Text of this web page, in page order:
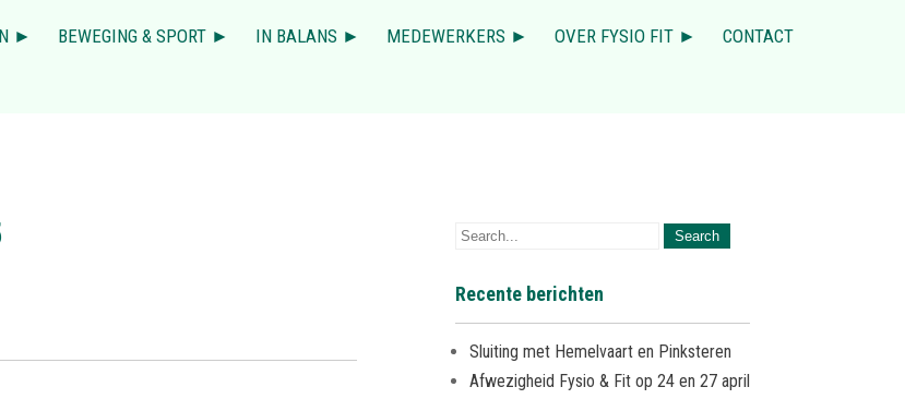
► BEWEGING & SPORT ► IN BALANS ► MEDEWERKERS ► OVER FYSIO FIT ► CONTACT
Recente berichten
Sluiting met Hemelvaart en Pinksteren
Afwezigheid Fysio & Fit op 24 en 27 april